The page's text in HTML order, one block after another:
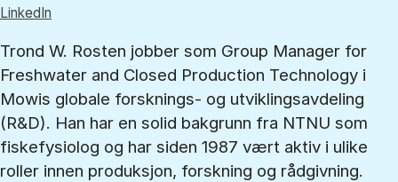
LinkedIn
Trond W. Rosten jobber som Group Manager for
Freshwater and Closed Production Technology i
Mowis globale forsknings- og utviklingsavdeling
(R&D). Han har en solid bakgrunn fra NTNU som
fiskefysiolog og har siden 1987 vært aktiv i ulike
roller innen produksjon, forskning og rådgivning.